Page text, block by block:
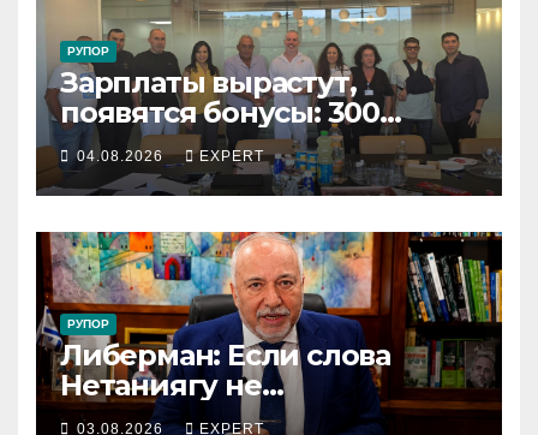
РУПОР
Зарплаты вырастут,
появятся бонусы: 300
сотрудников «Штраус»
получили новый
коллективный договор
04.08.2026 EXPERT
РУПОР
Либерман: Если слова
Нетаниягу не
предвыборный трюк, пусть
03.08.2026 EXPERT